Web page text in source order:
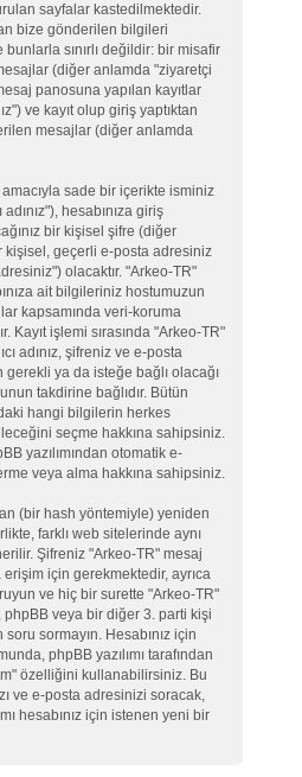
sayfalar kastedilmektedir.
bize gönderilen bilgileri
sınırlı değildir: bir misafir
(diğer anlamda "ziyaretçi
panosuna yapılan kayıtlar
ve kayıt olup giriş yaptıktan
mesajlar (diğer anlamda
amacıyla sade bir içerikte isminiz
hesabınıza giriş
bir kişisel şifre (diğer
kişisel, geçerli e-posta adresiniz
olacaktır. "Arkeo-TR"
ait bilgileriniz hostumuzun
kapsamında veri-koruma
Kayıt işlemi sırasında "Arkeo-TR"
adınız, şifreniz ve e-posta
gerekli ya da isteğe bağlı olacağı
takdirine bağlıdır. Bütün
hangi bilgilerin herkes
seçme hakkına sahipsiniz.
yazılımından otomatik e-
veya alma hakkına sahipsiniz.
(bir hash yöntemiyle) yeniden
farklı web sitelerinde aynı
Şifreniz "Arkeo-TR" mesaj
için gerekmektedir, ayrıca
ve hiç bir surette "Arkeo-TR"
phpBB veya bir diğer 3. parti kişi
sormayın. Hesabınız için
phpBB yazılımı tarafından
özelliğini kullanabilirsiniz. Bu
ve e-posta adresinizi soracak,
hesabınız için istenen yeni bir